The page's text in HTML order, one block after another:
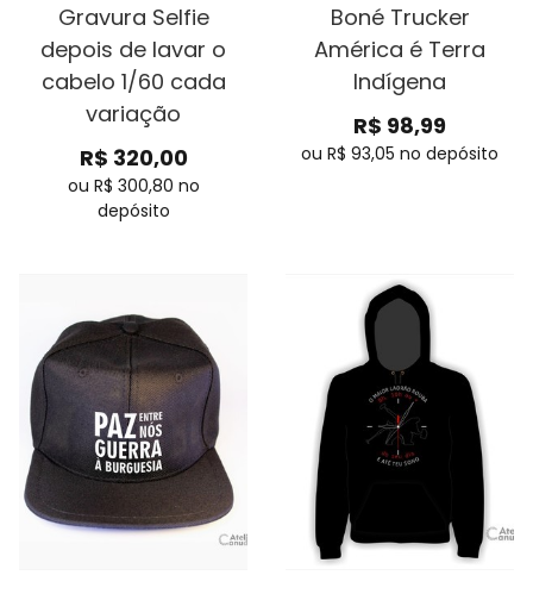
Gravura Selfie
depois de lavar o
cabelo 1/60 cada
variação
R$ 320,00
ou R$ 300,80 no
depósito
Boné Trucker
América é Terra
Indígena
R$ 98,99
ou R$ 93,05 no depósito